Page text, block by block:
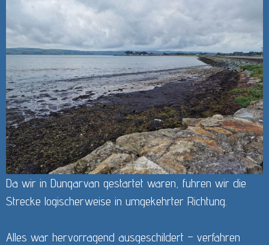
Da wir in Dungarvan gestartet waren, fuhren wir die
Strecke logischerweise in umgekehrter Richtung.
Alles war hervorragend ausgeschildert – verfahren